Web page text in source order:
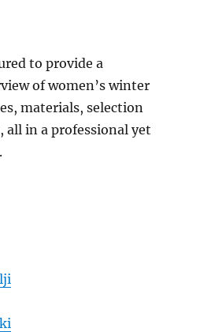
to provide a
of women’s winter
materials, selection
all in a professional yet